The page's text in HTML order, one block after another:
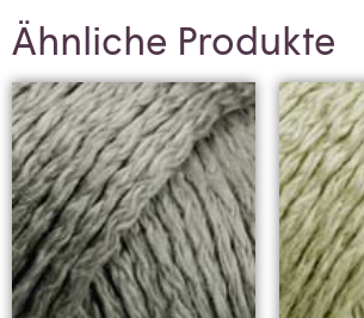
Ähnliche Produkte